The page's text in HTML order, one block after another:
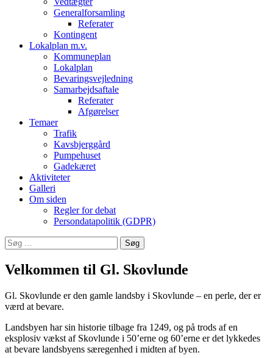
Generalforsamling
Referater
Kontingent
Lokalplan m.v.
Kommuneplan
Lokalplan
Bevaringsvejledning
Samarbejdsaftale
Referater
Afgørelser
Temaer
Trafik
Kavsbjerggård
Pumpehuset
Gadekæret
Aktiviteter
Galleri
Om siden
Regler for debat
Persondatapolitik (GDPR)
Søg
efter:
Velkommen til Gl. Skovlunde
Gl. Skovlunde er den gamle landsby i Skovlunde – en perle, der er
værd at bevare.
Landsbyen har sin historie tilbage fra 1249, og på trods af en
eksplosiv vækst af Skovlunde i 50’erne og 60’erne er det lykkedes
at bevare landsbyens særegenhed i midten af byen.